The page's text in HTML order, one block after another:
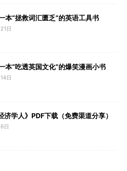
本“拯救词汇匮乏”的英语工具书
日
本“吃透英国文化”的爆笑漫画小书
日
学人》PDF下载（免费渠道分享）
日